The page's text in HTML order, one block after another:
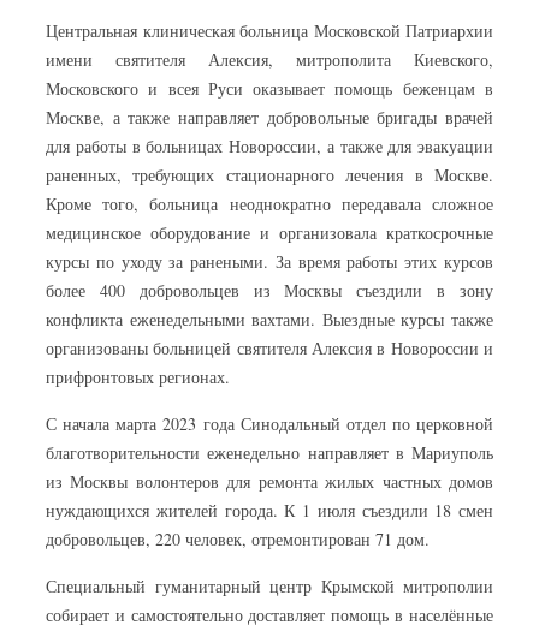
Центральная клиническая больница Московской Патриархии
имени святителя Алексия, митрополита Киевского,
Московского и всея Руси оказывает помощь беженцам в
Москве, а также направляет добровольные бригады врачей
для работы в больницах Новороссии, а также для эвакуации
раненных, требующих стационарного лечения в Москве.
Кроме того, больница неоднократно передавала сложное
медицинское оборудование и организовала краткосрочные
курсы по уходу за ранеными. За время работы этих курсов
более 400 добровольцев из Москвы съездили в зону
конфликта еженедельными вахтами. Выездные курсы также
организованы больницей святителя Алексия в Новороссии и
прифронтовых регионах.
С начала марта 2023 года Синодальный отдел по церковной
благотворительности еженедельно направляет в Мариуполь
из Москвы волонтеров для ремонта жилых частных домов
нуждающихся жителей города. К 1 июля съездили 18 смен
добровольцев, 220 человек, отремонтирован 71 дом.
Специальный гуманитарный центр Крымской митрополии
собирает и самостоятельно доставляет помощь в населённые